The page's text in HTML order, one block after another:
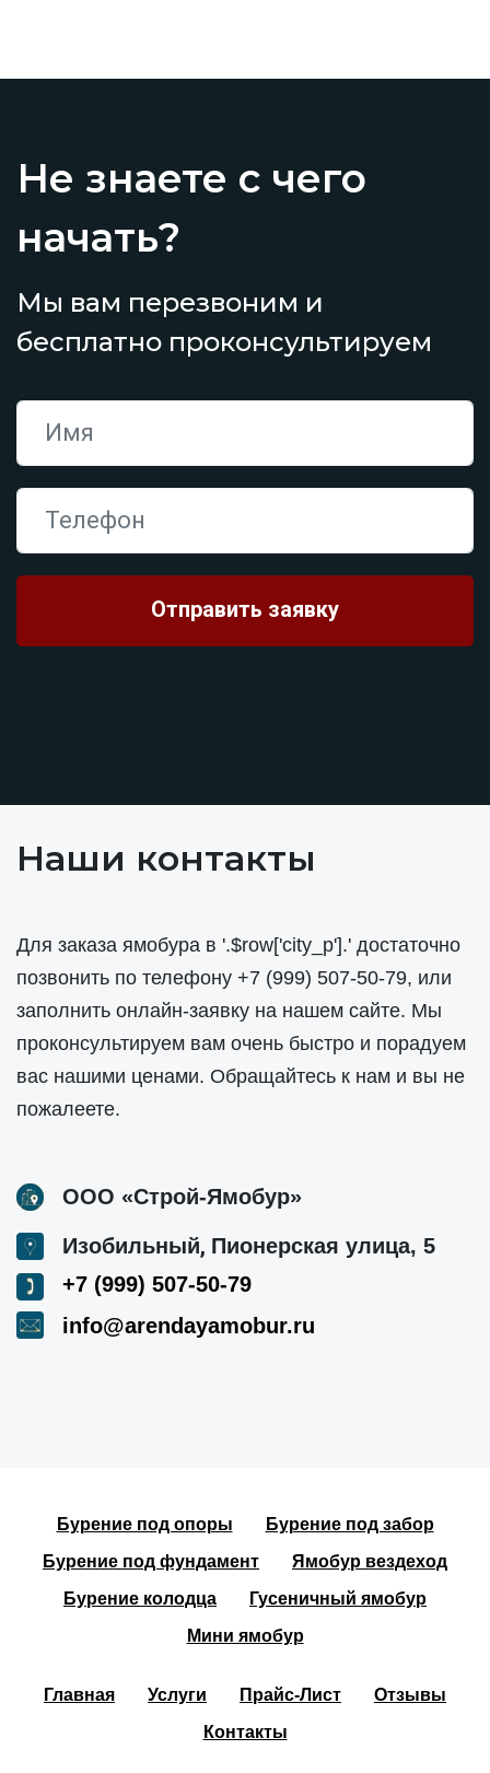
Не знаете с чего
начать?
Мы вам перезвоним и
бесплатно проконсультируем
Наши контакты
Для заказа ямобура в '.$row['city_p'].' достаточно
позвонить по телефону +7 (999) 507-50-79, или
заполнить онлайн-заявку на нашем сайте. Мы
проконсультируем вам очень быстро и порадуем
вас нашими ценами. Обращайтесь к нам и вы не
пожалеете.
ООО «Строй-Ямобур»
Изобильный, Пионерская улица, 5
+7 (999) 507-50-79
info@arendayamobur.ru
Бурение под опоры
Бурение под забор
Бурение под фундамент
Ямобур вездеход
Бурение колодца
Гусеничный ямобур
Мини ямобур
Главная Услуги Прайс-Лист
Отзывы
Контакты